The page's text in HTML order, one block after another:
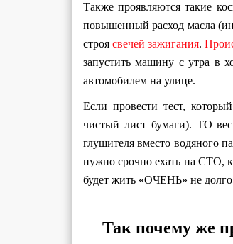
Также проявляются такие
повышенный расход масла
строя свечей зажигания.
запустить машину с утра в
автомобилем на улице.
Если провести тест, который
чистый лист бумаги). ТО
глушителя вместо водяного
нужно срочно ехать на СТО,
будет жить «ОЧЕНЬ» не
Так почему же